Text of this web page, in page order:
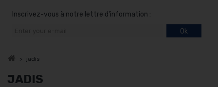
Inscrivez-vous à notre lettre d'information :
Ok
> jadis
JADIS